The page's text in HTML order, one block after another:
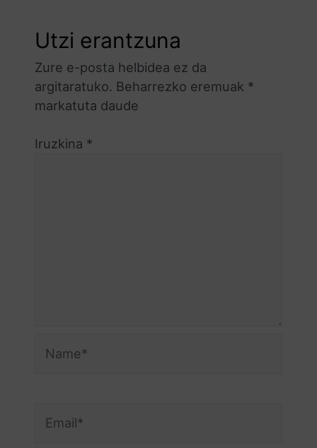
Utzi erantzuna
Zure e-posta helbidea ez da
argitaratuko. Beharrezko eremuak *
markatuta daude
Iruzkina *